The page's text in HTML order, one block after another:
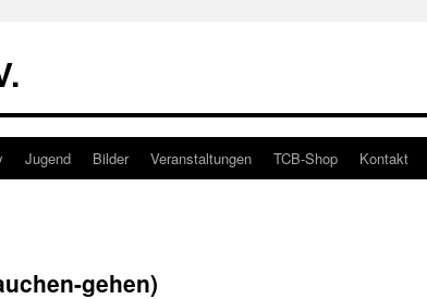
Jugend Bilder Veranstaltungen TCB-Shop Kontakt
gehen)